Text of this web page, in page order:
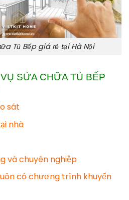
Tủ Bếp giá rẻ tại Hà Nội
SỬA CHỮA TỦ BẾP
sát
nhà
và chuyên nghiệp
có chương trình khuyến